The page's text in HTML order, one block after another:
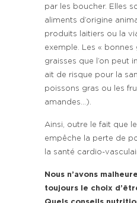
par les boucher. Elles
aliments d’origine
produits laitiers ou la
exemple. Les « bonnes
graisses que l’on peut
ait de risque pour la
poissons gras ou les
amandes…).
Ainsi, outre le fait que
empêche la perte de
la santé cardio-
Nous n’avons
toujours le choix